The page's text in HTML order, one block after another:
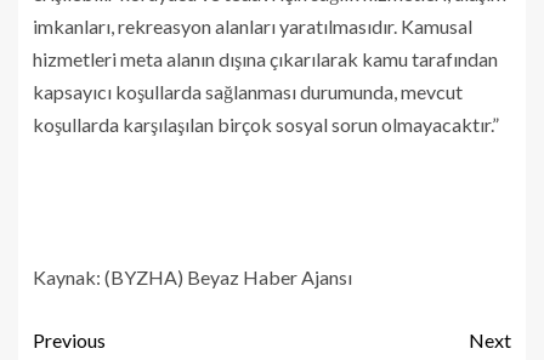
imkanları, rekreasyon alanları yaratılmasıdır. Kamusal
hizmetleri meta alanın dışına çıkarılarak kamu tarafından
kapsayıcı koşullarda sağlanması durumunda, mevcut
koşullarda karşılaşılan birçok sosyal sorun olmayacaktır.”
Kaynak: (BYZHA) Beyaz Haber Ajansı
Previous
Next